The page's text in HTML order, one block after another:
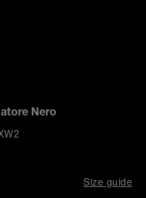
Nero
Size guide